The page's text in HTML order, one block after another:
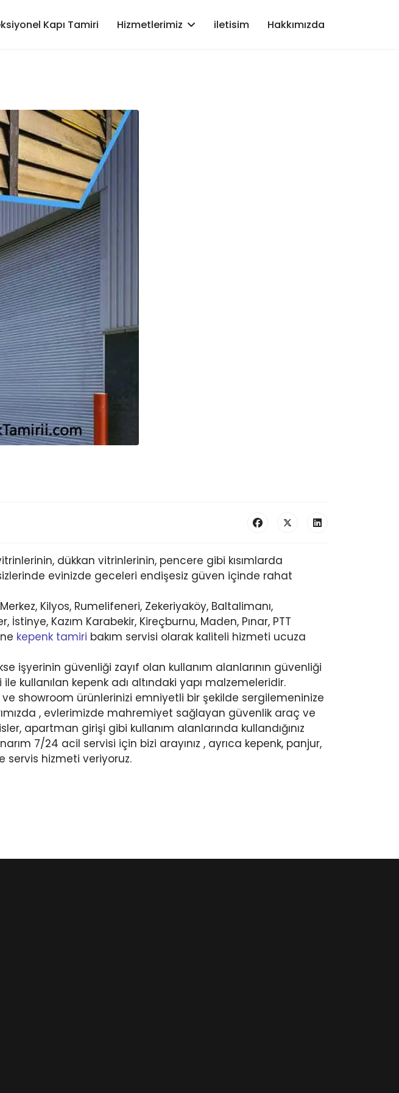
Kapı Tamiri Hizmetlerimiz iletisim Hakkımızda
dükkan vitrinlerinin, pencere gibi kısımlarda
evinizde geceleri endişesiz güven içinde rahat
Kilyos, Rumelifeneri, Zekeriyaköy, Baltalimanı,
Kazım Karabekir, Kireçburnu, Maden, Pınar, PTT
kepenk tamiri bakım servisi olarak kaliteli hizmeti ucuza
işyerinin güvenliği zayıf olan kullanım alanlarının güvenliği
kullanılan kepenk adı altındaki yapı malzemeleridir.
showroom ürünlerinizi emniyetli bir şekilde sergilemeninize
, evlerimizde mahremiyet sağlayan güvenlik araç ve
apartman girişi gibi kullanım alanlarında kullandığınız
7/24 acil servisi için bizi arayınız , ayrıca kepenk, panjur,
servis hizmeti veriyoruz.